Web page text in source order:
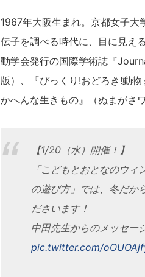
1967年大阪生まれ。京都女子大
伝子を調べる時代に、目に見え
動学会発行の国際学術誌『
版）、『びっくり!おどろき!動
かへんな生きもの』（ぬまがさ
【1/20（水）開催！】
「こどもとおとなのウ
の遊び方」では、冬だか
ださいます！
中田先生からのメッセー
pic.twitter.com/